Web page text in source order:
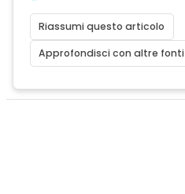
Riassumi questo articolo
Approfondisci con altre fonti